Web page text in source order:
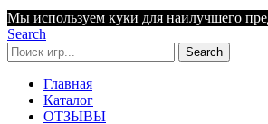
Мы используем куки для наилучшего
Search
Search
Главная
Каталог
ОТЗЫВЫ